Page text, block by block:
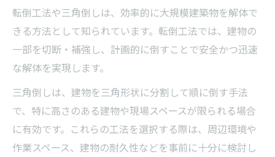
転倒工法や三角倒しは、効率的に大規模建築物を解体で
きる方法として知られています。転倒工法では、建物の
一部を切断・補強し、計画的に倒すことで安全かつ迅速
な解体を実現します。
三角倒しは、建物を三角形状に分割して順に倒す手法
で、特に高さのある建物や現場スペースが限られる場合
に有効です。これらの工法を選択する際は、周辺環境や
作業スペース、建物の耐久性などを事前に十分に検討し